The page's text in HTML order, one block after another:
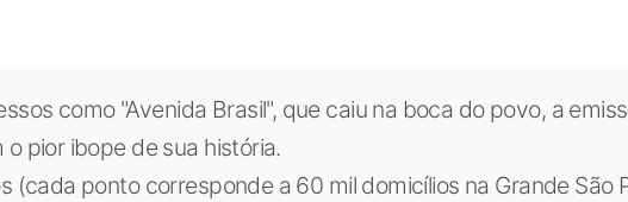
como "Avenida Brasil", que caiu na boca do povo, a
pior ibope de sua história.
(cada ponto corresponde a 60 mil domicílios na Grande São